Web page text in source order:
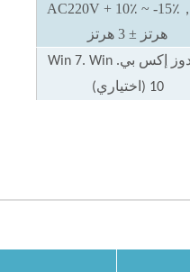
AC220V + 10٪ ~ -15٪ ，
هرتز ± 3 هرتز
ويندوز إكس بي. Win 7. Win
10 (اختياري)